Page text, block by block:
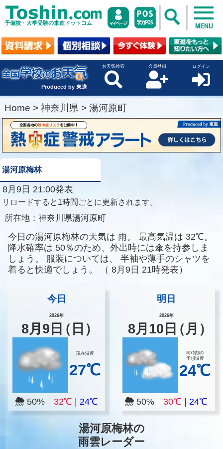
予備校・大学受験の東進ドットコム MENU
Produced by 東進
お天気検索 会員登録 ログイン
Home > 神奈川県 > 湯河原町
湯河原梅林
8月9日 21:00発表
リロードすると1時間ごとに更新されます。
所在地： 神奈川県湯河原町
今日の湯河原梅林の天気は 雨。 最高気温は 32℃。
降水確率は 50％のため、外出時には傘を持参しま
しょう。
服装については、
半袖や薄手のシャツを
着ると快適でしょう。
（ 8月9日 21時発表）
今日
2026年
8月 9 日（日）
現在温度
27℃
50% 32℃ 24℃
明日
2026年
8月 10 日（月）
同時刻の
予想温度
24℃
50%30℃ |24℃
湯河原梅林の
雨雲レーダー